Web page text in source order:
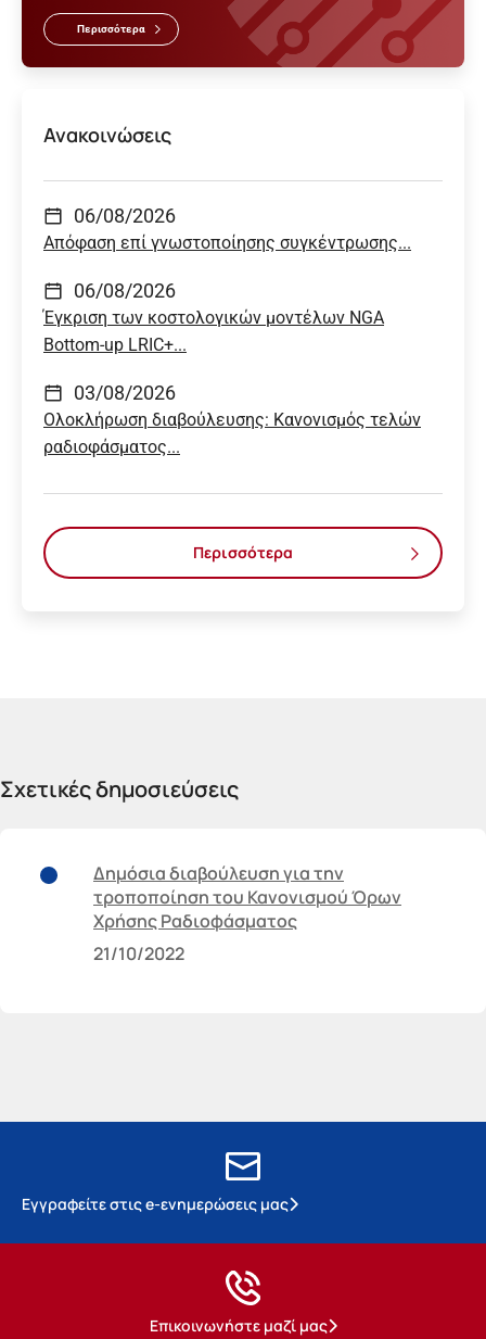
Περισσότερα
Ανακοινώσεις
06/08/2026
Απόφαση επί γνωστοποίησης συγκέντρωσης...
06/08/2026
Έγκριση των κοστολογικών μοντέλων NGA
Bottom-up LRIC+...
03/08/2026
Ολοκλήρωση διαβούλευσης: Κανονισμός τελών
ραδιοφάσματος...
Περισσότερα
Σχετικές δημοσιεύσεις
Δημόσια διαβούλευση για την
τροποποίηση του Κανονισμού Όρων
Χρήσης Ραδιοφάσματος
21/10/2022
Εγγραφείτε στις e-ενημερώσεις μας
Επικοινωνήστε μαζί μας